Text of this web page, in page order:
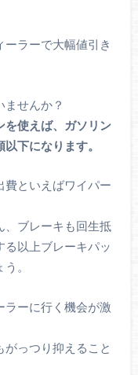
ーラーで大幅値引き
せんか？
を使えば、ガソリン
下になります。
費といえばワイパー
、ブレーキも回生抵
以上ブレーキパッ
。
ラーに行く機会が激
っつり抑えること